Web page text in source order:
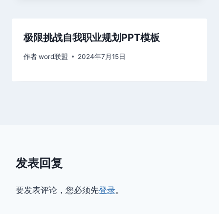
极限挑战自我职业规划PPT模板
作者word联盟 2024年7月15日
发表回复
要发表评论，您必须先登录。